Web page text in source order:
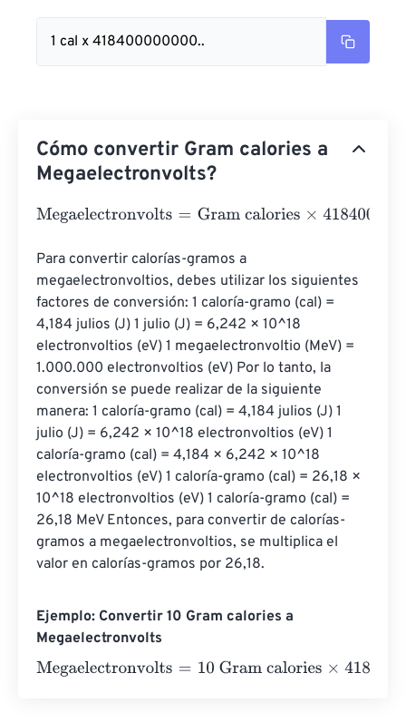
1 cal x 418400000000..
Cómo convertir Gram calories a
Megaelectronvolts?
Megaelectronvolts=Gram calories×
Para convertir calorías-gramos a
megaelectronvoltios, debes utilizar los siguientes
factores de conversión: 1 caloría-gramo (cal) =
4,184 julios (J) 1 julio (J) = 6,242 × 10^18
electronvoltios (eV) 1 megaelectronvoltio (MeV) =
1.000.000 electronvoltios (eV) Por lo tanto, la
conversión se puede realizar de la siguiente
manera: 1 caloría-gramo (cal) = 4,184 julios (J) 1
julio (J) = 6,242 × 10^18 electronvoltios (eV) 1
caloría-gramo (cal) = 4,184 × 6,242 × 10^18
electronvoltios (eV) 1 caloría-gramo (cal) = 26,18 ×
10^18 electronvoltios (eV) 1 caloría-gramo (cal) =
26,18 MeV Entonces, para convertir de calorías-
gramos a megaelectronvoltios, se multiplica el
valor en calorías-gramos por 26,18.
Ejemplo: Convertir 10 Gram calories a
Megaelectronvolts
Megaelectronvolts=10 Gram calories×